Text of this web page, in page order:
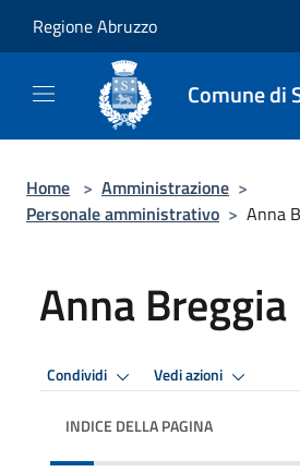
Regione Abruzzo
Comune di
Home > Amministrazione >
Personale amministrativo > Anna
Anna Breggia
Condividi Vedi azioni
INDICE DELLA PAGINA